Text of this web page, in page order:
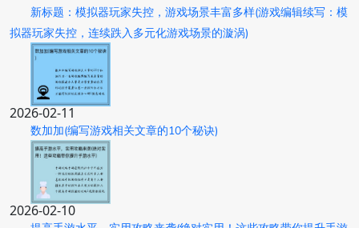
新标题：模拟器玩家失控，游戏场景丰富多样(游戏编辑续写：模
拟器玩家失控，连续跌入多元化游戏场景的漩涡)
2026-02-11
数加加(编写游戏相关文章的10个秘诀)
2026-02-10